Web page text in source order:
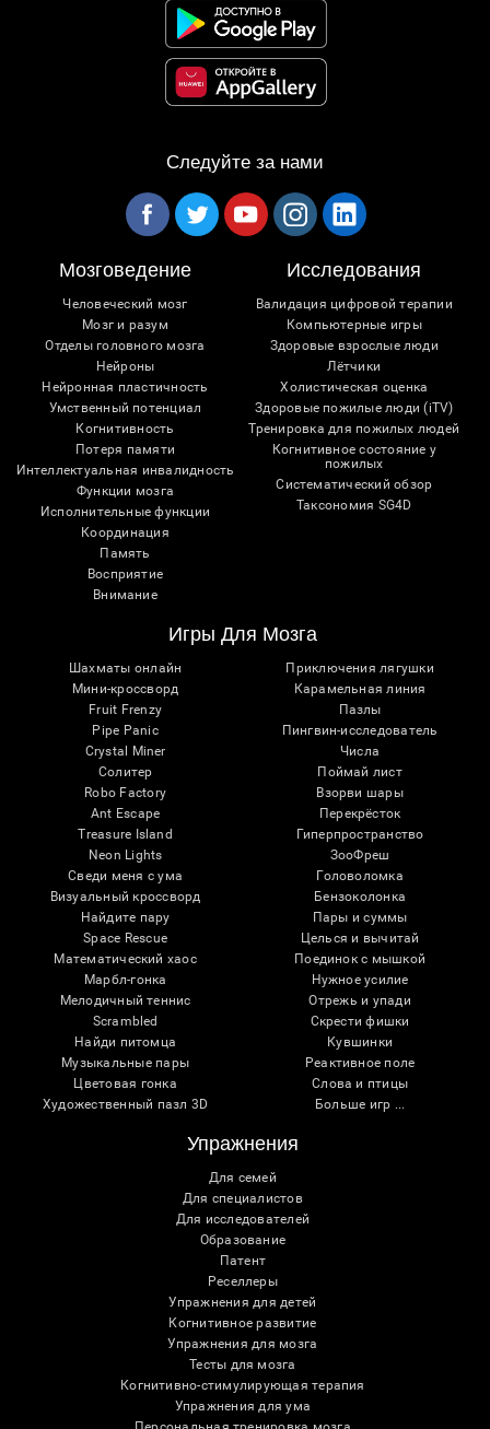
Следуйте за нами
Мозговедение
Человеческий мозг
Мозг и разум
Отделы головного мозга
Нейроны
Нейронная пластичность
Умственный потенциал
Когнитивность
Потеря памяти
Интеллектуальная инвалидность
Функции мозга
Исполнительные функции
Координация
Память
Восприятие
Внимание
Исследования
Валидация цифровой терапии
Компьютерные игры
Здоровые взрослые люди
Лётчики
Холистическая оценка
Здоровые пожилые люди (iTV)
Тренировка для пожилых людей
Когнитивное состояние у
пожилых
Систематический обзор
Таксономия SG4D
Игры Для Мозга
Шахматы онлайн
Мини-кроссворд
Fruit Frenzy
Pipe Panic
Crystal Miner
Солитер
Robo Factory
Ant Escape
Treasure Island
Neon Lights
Сведи меня с ума
Визуальный кроссворд
Найдите пару
Space Rescue
Математический хаос
Марбл-гонка
Мелодичный теннис
Scrambled
Найди питомца
Музыкальные пары
Цветовая гонка
Художественный пазл 3D
Приключения лягушки
Карамельная линия
Пазлы
Пингвин-исследователь
Числа
Поймай лист
Взорви шары
Перекрёсток
Гиперпространство
ЗооФреш
Головоломка
Бензоколонка
Пары и суммы
Целься и вычитай
Поединок с мышкой
Нужное усилие
Отрежь и упади
Скрести фишки
Кувшинки
Реактивное поле
Слова и птицы
Больше игр ...
Упражнения
Для семей
Для специалистов
Для исследователей
Образование
Патент
Реселлеры
Упражнения для детей
Когнитивное развитие
Упражнения для мозга
Тесты для мозга
Когнитивно-стимулирующая терапия
Упражнения для ума